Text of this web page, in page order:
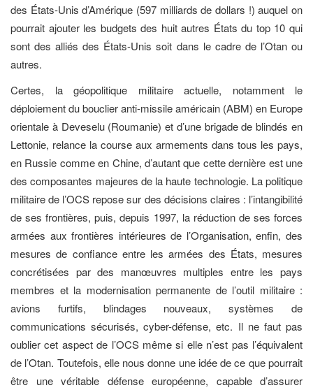
des États-Unis d’Amérique (597 milliards de dollars !) auquel on
pourrait ajouter les budgets des huit autres États du top 10 qui
sont des alliés des États-Unis soit dans le cadre de l’Otan ou
autres.
Certes, la géopolitique militaire actuelle, notamment le
déploiement du bouclier anti-missile américain (ABM) en Europe
orientale à Deveselu (Roumanie) et d’une brigade de blindés en
Lettonie, relance la course aux armements dans tous les pays,
en Russie comme en Chine, d’autant que cette dernière est une
des composantes majeures de la haute technologie. La politique
militaire de l’OCS repose sur des décisions claires : l’intangibilité
de ses frontières, puis, depuis 1997, la réduction de ses forces
armées aux frontières intérieures de l’Organisation, enfin, des
mesures de confiance entre les armées des États, mesures
concrétisées par des manœuvres multiples entre les pays
membres et la modernisation permanente de l’outil militaire :
avions furtifs, blindages nouveaux, systèmes de
communications sécurisés, cyber-défense, etc. Il ne faut pas
oublier cet aspect de l’OCS même si elle n’est pas l’équivalent
de l’Otan. Toutefois, elle nous donne une idée de ce que pourrait
être une véritable défense européenne, capable d’assurer